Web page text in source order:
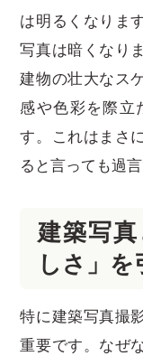
は明るくなりま
写真は暗くなり
建物の壮大なス
感や色彩を際立
す。これはまさ
ると言っても過
建築写
しさ」を
特に建築写真撮
重要です。なぜ